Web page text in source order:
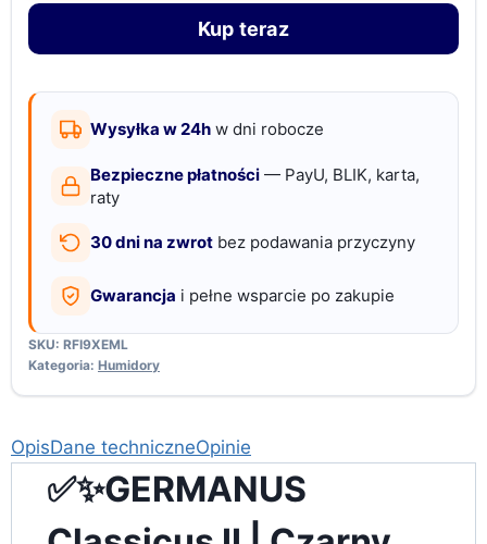
czarny
tytoniowy,
czarny
Kup teraz
Wysyłka w 24h w dni robocze
Bezpieczne płatności — PayU, BLIK, karta,
raty
30 dni na zwrot bez podawania przyczyny
Gwarancja i pełne wsparcie po zakupie
SKU: RFI9XEML
Kategoria: Humidory
OpisDane techniczneOpinie
✅✨GERMANUS